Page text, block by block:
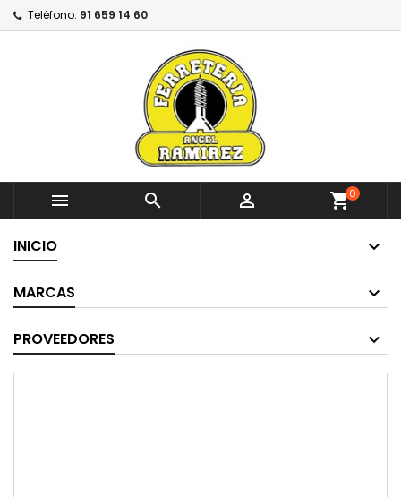
Teléfono: 91 659 14 60
   shopping_cart0
INICIO
MARCAS
PROVEEDORES